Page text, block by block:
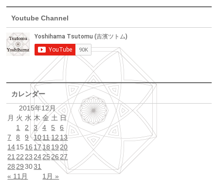
Youtube Channel
カレンダー
2015年12月
月 火 水 木 金 土 日
« 11月 1月 »
1 2 3 4 5
6
7
8 9 10111213
1415 16 1718 19 20
21 22 23 242526 27
28 29 3031